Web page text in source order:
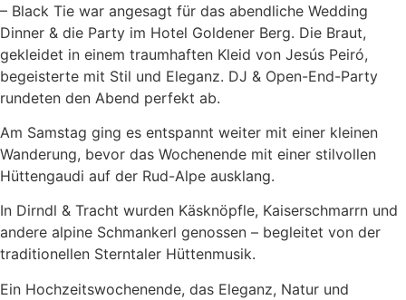
– Black Tie war angesagt für das abendliche Wedding
Dinner & die Party im Hotel Goldener Berg. Die Braut,
gekleidet in einem traumhaften Kleid von Jesús Peiró,
begeisterte mit Stil und Eleganz. DJ & Open-End-Party
rundeten den Abend perfekt ab.
Am Samstag ging es entspannt weiter mit einer kleinen
Wanderung, bevor das Wochenende mit einer stilvollen
Hüttengaudi auf der Rud-Alpe ausklang.
In Dirndl & Tracht wurden Käsknöpfle, Kaiserschmarrn und
andere alpine Schmankerl genossen – begleitet von der
traditionellen Sterntaler Hüttenmusik.
Ein Hochzeitswochenende, das Eleganz, Natur und